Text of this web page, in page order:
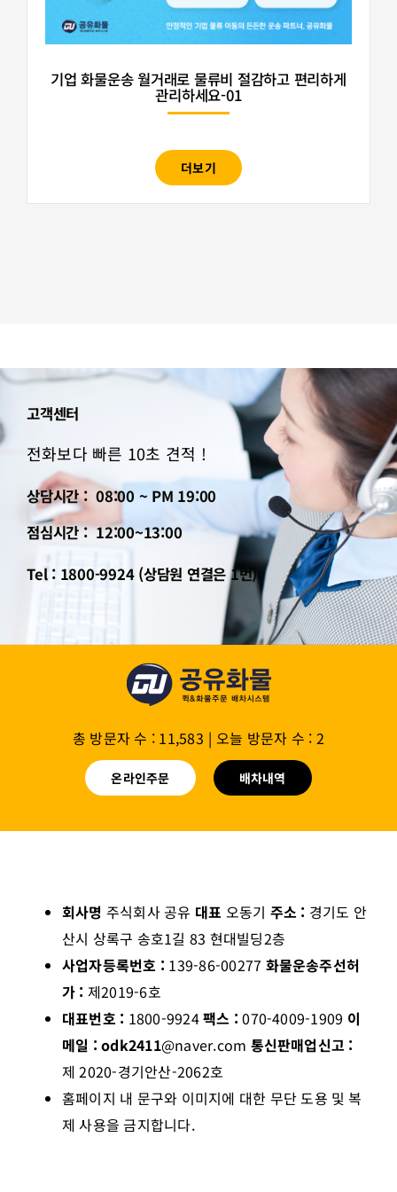
기업 화물운송 월거래로 물류비 절감하고 편리하게
관리하세요-01
더보기
고객센터
전화보다 빠른 10초 견적 !
상담시간 : 08:00 ~ PM 19:00
점심시간 : 12:00~13:00
Tel : 1800-9924 (상담원 연결은 1번)
총 방문자 수 : 11,583 | 오늘 방문자 수 : 2
온라인주문 배차내역
회사명 주식회사 공유 대표 오동기 주소 : 경기도 안
산시 상록구 송호1길 83 현대빌딩2층
사업자등록번호 : 139-86-00277 화물운송주선허
가 : 제2019-6호
대표번호 : 1800-9924팩스 :070-4009-1909 이
메일 : odk2411@naver.com 통신판매업신고 :
제 2020-경기안산-2062호
홈페이지 내 문구와 이미지에 대한 무단 도용 및 복
제 사용을 금지합니다.